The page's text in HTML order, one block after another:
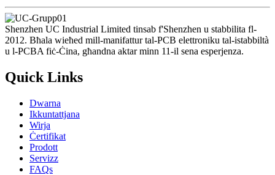
Shenzhen UC Industrial Limited tinsab f'Shenzhen u stabbilita fl-
2012. Bħala wieħed mill-manifattur tal-PCB elettroniku tal-istabbiltà
u l-PCBA fiċ-Ċina, għandna aktar minn 11-il sena esperjenza.
Quick Links
Dwarna
Ikkuntattjana
Wirja
Ċertifikat
Prodott
Servizz
FAQs